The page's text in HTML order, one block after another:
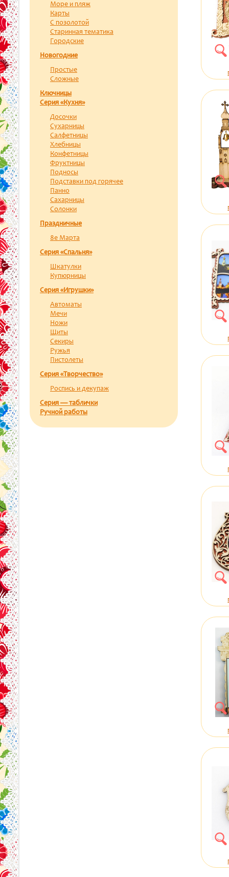
Море и пляж
Карты
С позолотой
Старинная тематика
Городские
Новогодние
Простые
Сложные
Ключницы
Серия «Кухня»
Досочки
Сухарницы
Салфетницы
Хлебницы
Конфетницы
Фруктницы
Подносы
Подставки под горячее
Панно
Сахарницы
Солонки
Праздничные
8е Марта
Серия «Спальня»
Шкатулки
Купюрницы
Серия «Игрушки»
Автоматы
Мечи
Ножи
Щиты
Секиры
Ружья
Пистолеты
Серия «Творчество»
Роспись и декупаж
Серия — таблички
Ручной работы